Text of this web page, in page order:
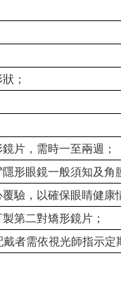
；
片，需時一至兩週；
眼鏡一般須知及角
，以確保眼睛健康
第二對矯形鏡片；
者需依視光師指示定